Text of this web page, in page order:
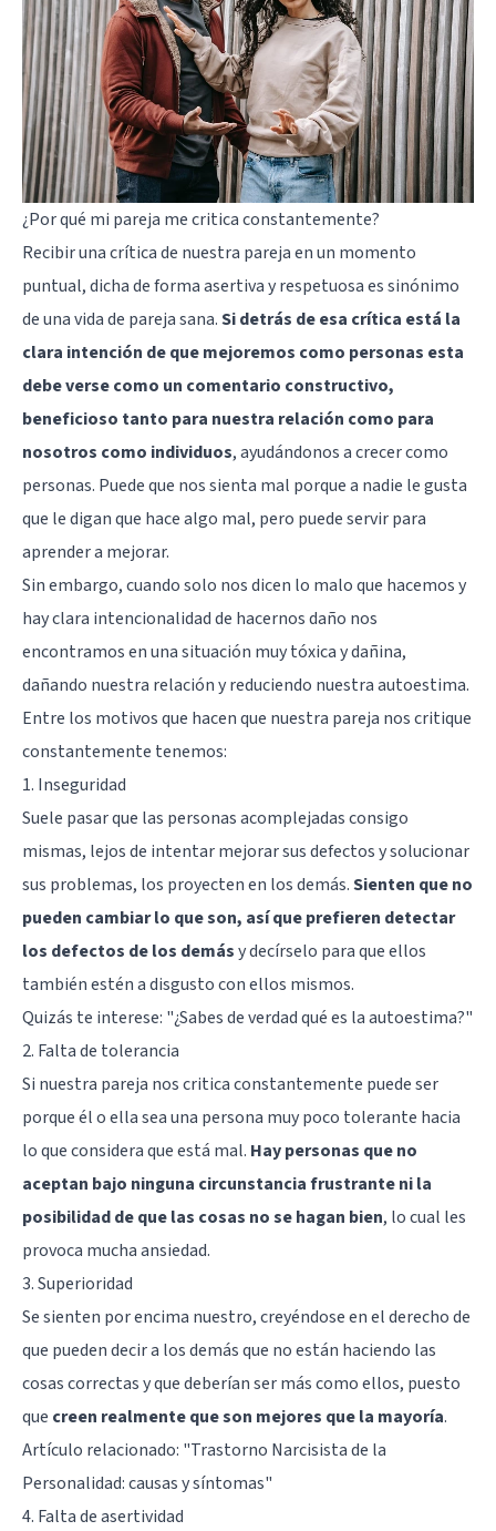
¿Por qué mi pareja me critica constantemente?
Recibir una crítica de nuestra pareja en un momento
puntual, dicha de forma asertiva y respetuosa es sinónimo
de una vida de pareja sana.Si detrás de esa crítica está la
clara intención de que mejoremos como personas esta
debe verse como un comentario constructivo,
beneficioso tanto para nuestra relación como para
nosotros como individuos, ayudándonos a crecer como
personas. Puede que nos sienta mal porque a nadie le gusta
que le digan que hace algo mal, pero puede servir para
aprender a mejorar.
Sin embargo, cuando solo nos dicen lo malo que hacemos y
hay clara intencionalidad de hacernos daño nos
encontramos en una situación muy tóxica y dañina,
dañando nuestra relación y reduciendo nuestra autoestima.
Entre los motivos que hacen que nuestra pareja nos critique
constantemente tenemos:
1. Inseguridad
Suele pasar que las personas acomplejadas consigo
mismas, lejos de intentar mejorar sus defectos y solucionar
sus problemas, los proyecten en los demás.Sienten que no
pueden cambiar lo que son, así que prefieren detectar
los defectos de los demásy decírselo para que ellos
también estén a disgusto con ellos mismos.
Quizás te interese: "¿Sabes de verdad qué es la autoestima?"
2. Falta de tolerancia
Si nuestra pareja nos critica constantemente puede ser
porque él o ella sea una persona muy poco tolerante hacia
lo que considera que está mal. Hay personas que no
aceptan bajo ninguna circunstancia frustrante ni la
posibilidad de que las cosas no se hagan bien, lo cual les
provoca mucha ansiedad.
3. Superioridad
Se sienten por encima nuestro, creyéndose en el derecho de
que pueden decir a los demás que no están haciendo las
cosas correctas y que deberían ser más como ellos, puesto
que creen realmente que son mejores que la mayoría.
Artículo relacionado: "Trastorno Narcisista de la
Personalidad: causas y síntomas"
4. Falta de asertividad